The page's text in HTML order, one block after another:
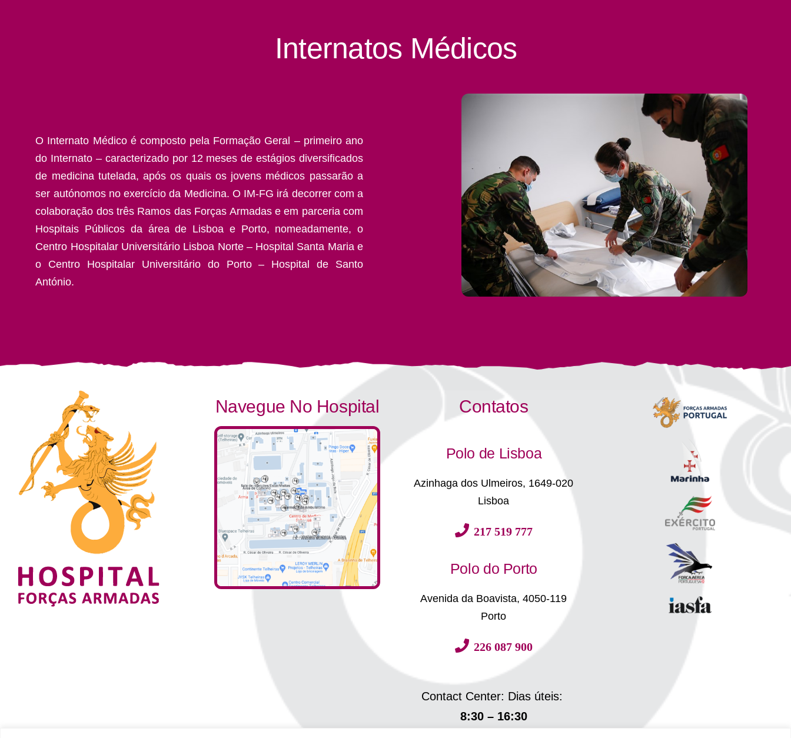
Internatos Médicos
O Internato Médico é composto pela Formação Geral – primeiro ano
do Internato – caracterizado por 12 meses de estágios diversificados
de medicina tutelada, após os quais os jovens médicos passarão a
ser autónomos no exercício da Medicina. O IM-FG irá decorrer com a
colaboração dos três Ramos das Forças Armadas e em parceria com
Hospitais Públicos da área de Lisboa e Porto, nomeadamente, o
Centro Hospitalar Universitário Lisboa Norte – Hospital Santa Maria e
o Centro Hospitalar Universitário do Porto – Hospital de Santo
António.
Navegue No Hospital Contatos
Polo de Lisboa
Azinhaga dos Ulmeiros, 1649-020
Lisboa
217 519 777
Polo do Porto
Avenida da Boavista, 4050-119
Porto
226 087 900
Contact Center: Dias úteis:
8:30 – 16:30